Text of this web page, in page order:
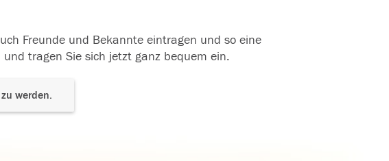
Freunde und Bekannte eintragen und so eine
tragen Sie sich jetzt ganz bequem ein.
werden.